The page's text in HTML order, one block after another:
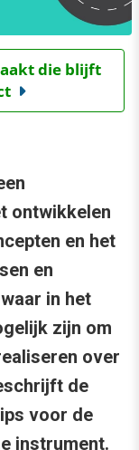
die blijft
ontwikkelen
en het
en
in het
zijn om
over
de
voor de
instrument.